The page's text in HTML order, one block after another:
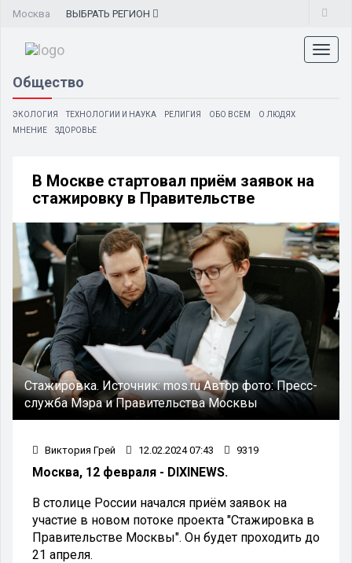
Москва ВЫБРАТЬ РЕГИОН
Общество
ЭКОЛОГИЯ ТЕХНОЛОГИИ И НАУКА РЕЛИГИЯ ОБО ВСЕМ
О ЛЮДЯХ
МНЕНИЕ
ЗДОРОВЬЕ
В Москве стартовал приём заявок на
стажировку в Правительстве
Стажировка. Источник:mos.ruАвтор фото:Пресс-
служба Мэра и Правительства Москвы
Виктория Грей 12.02.2024 07:43 9319
Москва, 12 февраля - DIXINEWS.
В столице России начался приём заявок на
участие в новом потоке проекта "Стажировка в
Правительстве Москвы". Он будет проходить до
21 апреля.